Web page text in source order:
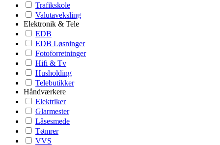
Trafikskole
Valutaveksling
Elektronik & Tele
EDB
EDB Løsninger
Fotoforretninger
Hifi & Tv
Husholding
Telebutikker
Håndværkere
Elektriker
Glarmester
Låsesmede
Tømrer
VVS